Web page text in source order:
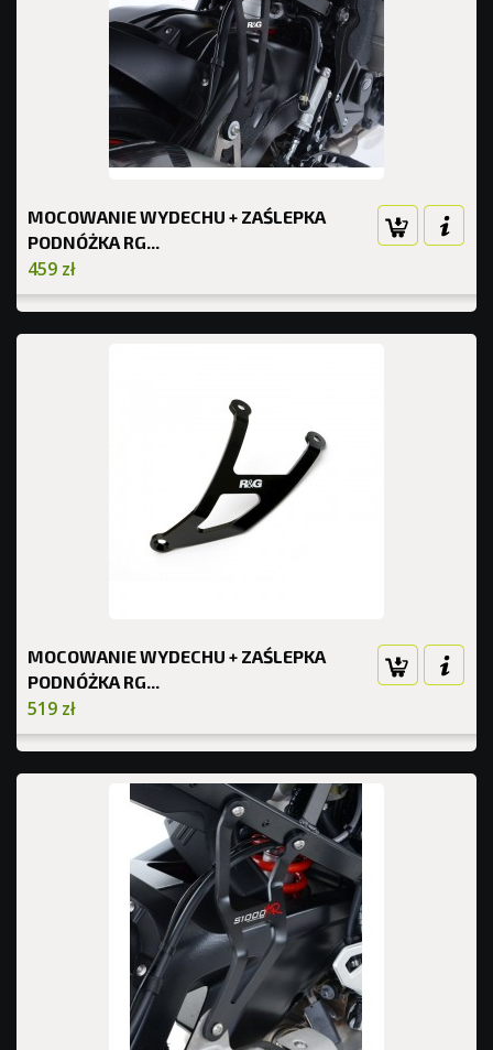
MOCOWANIE WYDECHU + ZAŚLEPKA
PODNÓŻKA RG...
459 zł
MOCOWANIE WYDECHU + ZAŚLEPKA
PODNÓŻKA RG...
519 zł